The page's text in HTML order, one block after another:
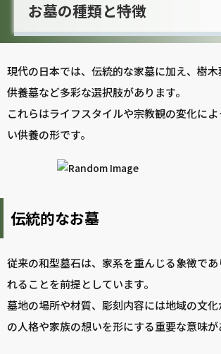
お墓の種類と特徴
現代の日本では、伝統的な家墓に加え、樹木
供養墓など多彩な選択肢があります。
これらはライフスタイルや宗教観の変化に
い供養の形です。
伝統的なお墓
従来の和型墓石は、家系を重んじる象徴で
れることを前提としています。
墓地の場所や材質、彫刻内容には地域の文
の人格や家族の想いを形にする重要な意味が